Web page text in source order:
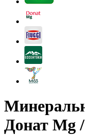
Донат Mg